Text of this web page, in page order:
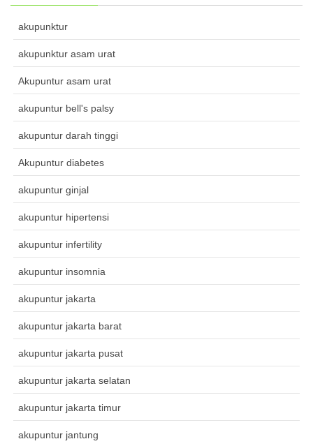
akupunktur
akupunktur asam urat
Akupuntur asam urat
akupuntur bell's palsy
akupuntur darah tinggi
Akupuntur diabetes
akupuntur ginjal
akupuntur hipertensi
akupuntur infertility
akupuntur insomnia
akupuntur jakarta
akupuntur jakarta barat
akupuntur jakarta pusat
akupuntur jakarta selatan
akupuntur jakarta timur
akupuntur jantung